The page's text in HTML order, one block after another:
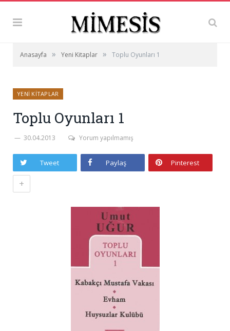
Anasayfa » Yeni Kitaplar » Toplu Oyunları 1
YENI KITAPLAR
Toplu Oyunları 1
30.04.2013 Yorum yapılmamış
Tweet Paylaş Pinterest
+